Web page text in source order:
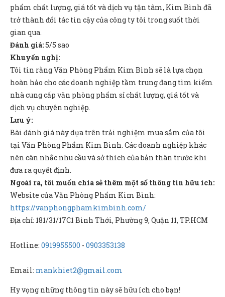
phẩm chất lượng, giá tốt và dịch vụ tận tâm, Kim Bình đã
trở thành đối tác tin cậy của công ty tôi trong suốt thời
gian qua.
Đánh giá:5/5 sao
Khuyến nghị:
Tôi tin rằng Văn Phòng Phẩm Kim Bình sẽ là lựa chọn
hoàn hảo cho các doanh nghiệp tầm trung đang tìm kiếm
nhà cung cấp văn phòng phẩm sỉ chất lượng, giá tốt và
dịch vụ chuyên nghiệp.
Lưu ý:
Bài đánh giá này dựa trên trải nghiệm mua sắm của tôi
tại Văn Phòng Phẩm Kim Bình. Các doanh nghiệp khác
nên cân nhắc nhu cầu và sở thích của bản thân trước khi
đưa ra quyết định.
Ngoài ra, tôi muốn chia sẻ thêm một số thông tin hữu ích:
Website của Văn Phòng Phẩm Kim Bình:
https://vanphongphamkimbinh.com/
Địa chỉ: 181/31/17C1 Bình Thới, Phường 9, Quận 11, TP.HCM
Hotline: 0919955500 - 0903353138
Email: mankhiet2@gmail.com
Hy vọng những thông tin này sẽ hữu ích cho bạn!